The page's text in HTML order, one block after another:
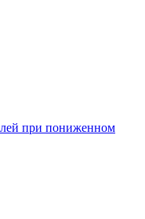
при пониженном